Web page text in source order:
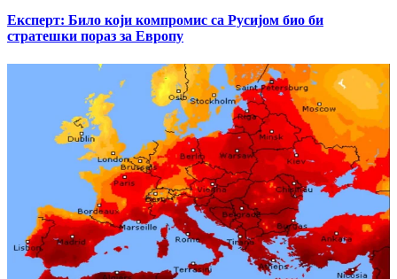
Експерт: Било који компромис са Русијом био би
стратешки пораз за Европу